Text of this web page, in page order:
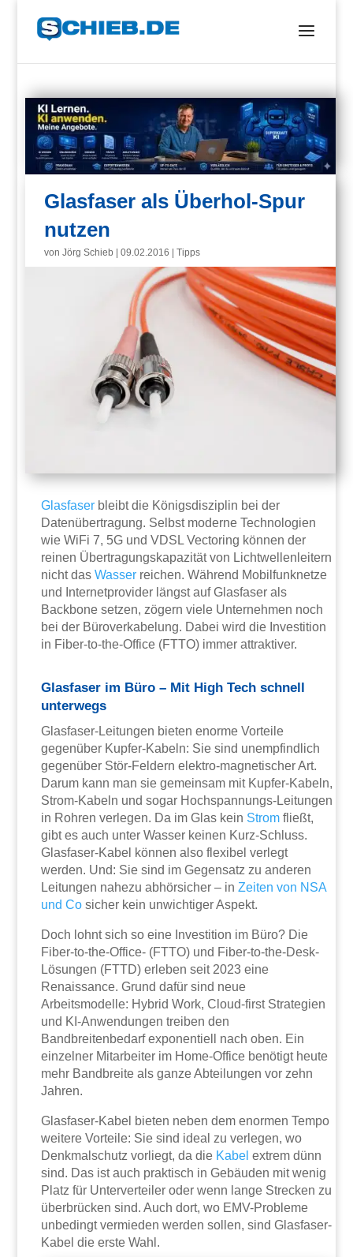
Glasfaser als Überhol-Spur
nutzen
vonJörg Schieb |09.02.2016 |Tipps
Glasfaser bleibt die Königsdisziplin bei der
Datenübertragung. Selbst moderne Technologien
wie WiFi 7, 5G und VDSL Vectoring können der
reinen Übertragungskapazität von Lichtwellenleitern
nicht dasWasser reichen. Während Mobilfunknetze
und Internetprovider längst auf Glasfaser als
Backbone setzen, zögern viele Unternehmen noch
bei der Büroverkabelung. Dabei wird die Investition
in Fiber-to-the-Office (FTTO) immer attraktiver.
Glasfaser im Büro – Mit High Tech schnell
unterwegs
Glasfaser-Leitungen bieten enorme Vorteile
gegenüber Kupfer-Kabeln: Sie sind unempfindlich
gegenüber Stör-Feldern elektro-magnetischer Art.
Darum kann man sie gemeinsam mit Kupfer-Kabeln,
Strom-Kabeln und sogar Hochspannungs-Leitungen
in Rohren verlegen. Da im Glas kein Strom fließt,
gibt es auch unter Wasser keinen Kurz-Schluss.
Glasfaser-Kabel können also flexibel verlegt
werden. Und: Sie sind im Gegensatz zu anderen
Leitungen nahezu abhörsicher – inZeiten von NSA
und Co sicher kein unwichtiger Aspekt.
Doch lohnt sich so eine Investition im Büro? Die
Fiber-to-the-Office- (FTTO) und Fiber-to-the-Desk-
Lösungen (FTTD) erleben seit 2023 eine
Renaissance. Grund dafür sind neue
Arbeitsmodelle: Hybrid Work, Cloud-first Strategien
und KI-Anwendungen treiben den
Bandbreitenbedarf exponentiell nach oben. Ein
einzelner Mitarbeiter im Home-Office benötigt heute
mehr Bandbreite als ganze Abteilungen vor zehn
Jahren.
Glasfaser-Kabel bieten neben dem enormen Tempo
weitere Vorteile: Sie sind ideal zu verlegen, wo
Denkmalschutz vorliegt, da die Kabel extrem dünn
sind. Das ist auch praktisch in Gebäuden mit wenig
Platz für Unterverteiler oder wenn lange Strecken zu
überbrücken sind. Auch dort, wo EMV-Probleme
unbedingt vermieden werden sollen, sind Glasfaser-
Kabel die erste Wahl.